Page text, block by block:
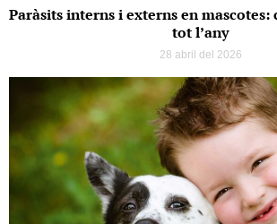
Paràsits interns i externs en
tot l’any
28 abril del 2026